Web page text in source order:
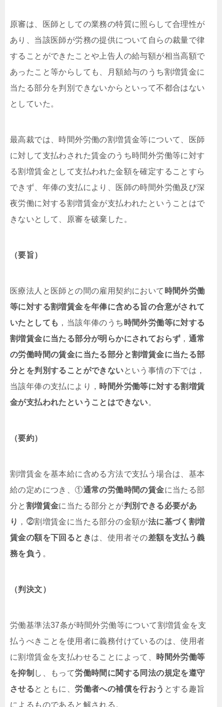
原審は、医師としての業務の特質に照らして合理性が
あり、当該医師が労務の提供について自らの裁量で律
することができたことや上告人の給与額が相当高額で
あったこと等からしても、月額給与のうち割増賃金に
当たる部分を判別できないからといって不都合はない
としていた。
最高裁では、時間外労働の割増賃金等について、医師
に対して支払わされた賃金のうち時間外労働等に対す
る割増賃金として支払われた金額を確定することすら
できず、年俸の支払により、医師の時間外労働及び深
夜労働に対する割増賃金が支払われたということはで
きないとして、原審を破棄した。
（要旨）
医療法人と医師との間の雇用契約において 時間外労働
等に対する割増賃金を年俸に含める旨の合意がされて
いたとしても ，当該年俸のうち 時間外労働等に対する
割増賃金に当たる部分が明らかにされておらず ， 通常
の労働時間の賃金に当たる部分と割増賃金に当たる部
分とを判別することができないという事情の下では，
当該年俸の支払により， 時間外労働等に対する割増賃
金が支払われたということはできない。
（要約）
割増賃金を基本給に含める方法で支払う場合は、基本
給の定めにつき、①通常の労働時間の賃金に当たる部
分と 割増賃金に当たる部分とが判別できる必要があ
り ，⓶割増賃金に当たる部分の金額が法に基づく割増
賃金の額を下回るときは、使用者その差額を支払う義
務を負う 。
（判決文）
労働基準法37条が時間外労働等について割増賃金を支
払うべきことを使用者に義務付けているのは、使用者
に割増賃金を支払わせることによって、
時間外労働等
を抑制 し、もって労働時間に関する同法の規定を遵守
させるとともに、労働者への補償を行おう とする趣旨
によるものであると解される。